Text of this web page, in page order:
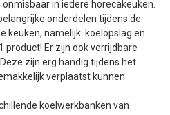
in iedere horecakeuken.
onderdelen tijdens de
keuken, namelijk: koelopslag en
Er zijn ook verrijdbare
zijn erg handig tijdens het
verplaatst kunnen
koelwerkbanken van